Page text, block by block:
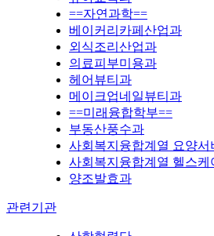
==자연과학==
베이커리카페산업과
외식조리산업과
의료피부미용과
헤어뷰티과
메이크업네일뷰티과
==미래융합학부==
부동산풍수과
사회복지융합계열 요양서
사회복지융합계열 헬스케
양조발효과
관련기관